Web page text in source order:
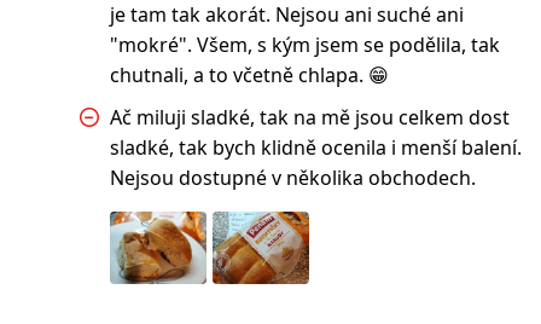
je tam tak akorát. Nejsou ani suché ani
"mokré". Všem, s kým jsem se podělila, tak
chutnali, a to včetně chlapa. 😁
Ač miluji sladké, tak na mě jsou celkem dost
sladké, tak bych klidně ocenila i menší balení.
Nejsou dostupné v několika obchodech.